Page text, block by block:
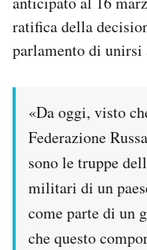
ratifica della
parlamento di unirsi
«Da oggi, visto
Federazione
sono le truppe
militari di un
come parte di un
che questo